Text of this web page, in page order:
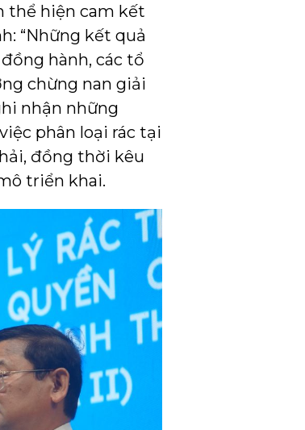
thể hiện cam kết
“Những kết quả
hành, các tổ
chừng nan giải
nhận những
phân loại rác tại
đồng thời kêu
triển khai.